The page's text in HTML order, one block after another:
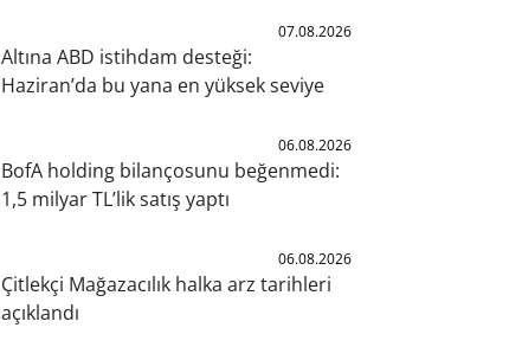
07.08.2026
Altına ABD istihdam desteği:
Haziran’da bu yana en yüksek seviye
06.08.2026
BofA holding bilançosunu beğenmedi:
1,5 milyar TL’lik satış yaptı
06.08.2026
Çitlekçi Mağazacılık halka arz tarihleri
açıklandı